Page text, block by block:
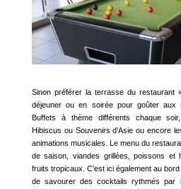
Sinon préférer la terrasse du restaurant
déjeuner ou en soirée pour goûter aux
Buffets à thème différents chaque
Hibiscus ou Souvenirs d’Asie ou encore
animations musicales. Le menu du
de saison, viandes grillées, poissons et
fruits tropicaux. C’est ici également au
de savourer des cocktails rythmés par